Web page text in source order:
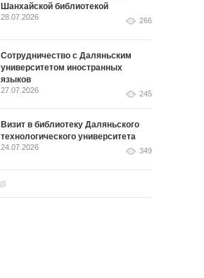
Шанхайской библиотекой
28.07.2026 266
Сотрудничество с Даляньским
университетом иностранных
языков
27.07.2026 245
Визит в библиотеку Даляньского
технологического университета
24.07.2026 349